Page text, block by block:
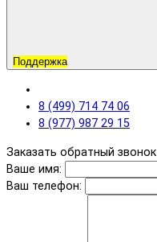
Поддержка
8 (499) 714 74 06
8 (977) 987 29 15
Заказать обратный звонок
Ваше имя:
Ваш телефон: